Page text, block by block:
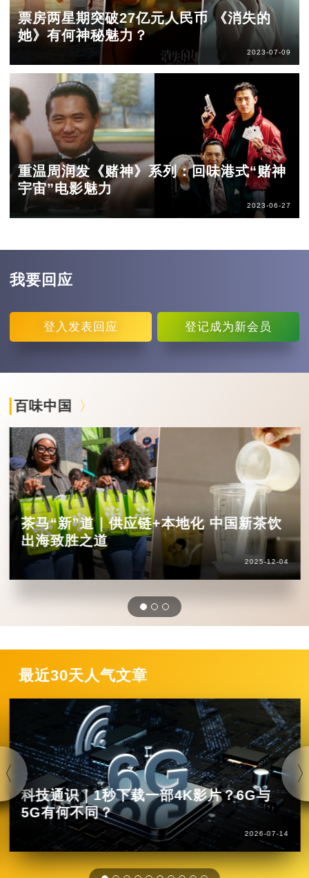
票房两星期突破27亿元人民币 《消失的
她》有何神秘魅力？
2023-07-09
重温周润发《赌神》系列：回味港式“赌神
宇宙”电影魅力
2023-06-27
我要回应
登入 发表回应 登记成为新会员
百味中国
茶马“新”道｜供应链+本地化 中国新茶饮
出海致胜之道
2025-12-04
最近30天人气文章
科技通识｜1秒下载一部4K影片？6G与
5G有何不同？
2026-07-14